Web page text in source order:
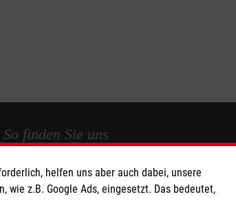
So finden Sie uns
Suttonstraße 24
65399 Kiedrich
helfen uns aber auch dabei, unsere
wie z.B. Google Ads, eingesetzt. Das bedeutet,